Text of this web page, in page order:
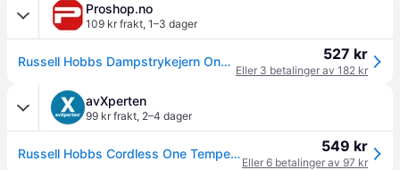
Proshop.no
109 kr frakt, 1–3 dager
Russell Hobbs Dampstrykejern One Temperature 527 kr
Eller 3 betalinger av 182 kr
avXperten
99 kr frakt, 2–4 dager
Russell Hobbs Cordless One Temperature Dampstrykejern - 350ml, 2600W - Blå, Hvit 549 kr
Eller 6 betalinger av 97 kr